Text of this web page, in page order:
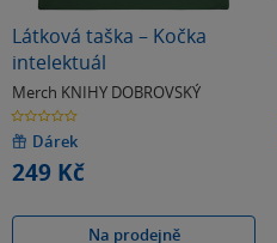
Látková taška – Kočka
intelektuál
Merch KNIHY DOBROVSKÝ
0.0
z
5
hvězdiček
Dárek
249 Kč
Na prodejně